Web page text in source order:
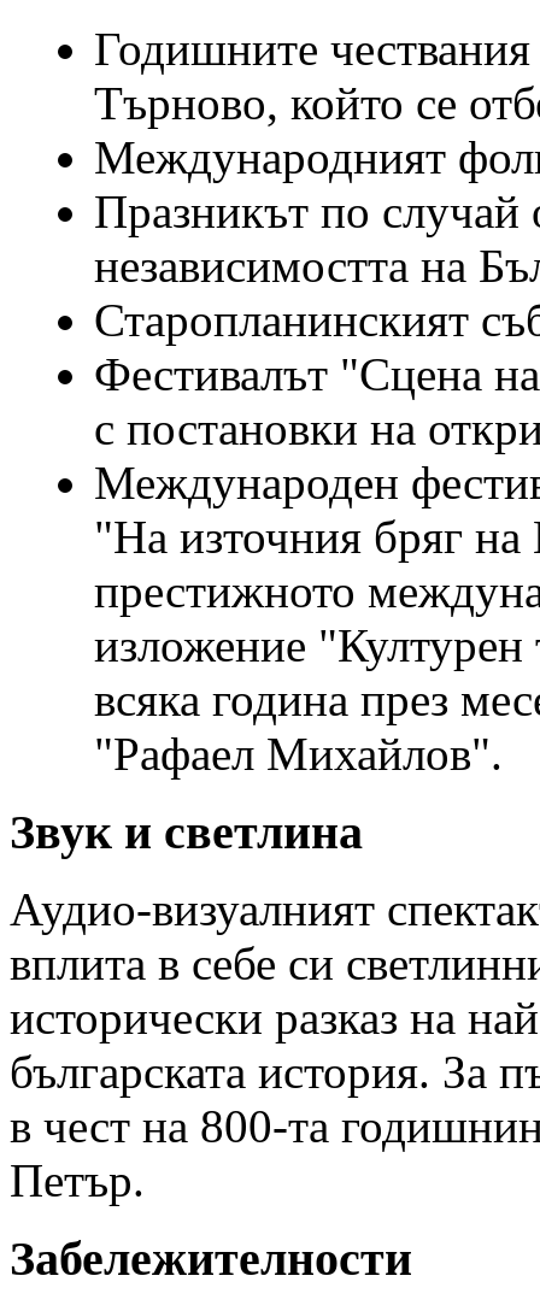
Годишните
Търново, който се
Международният
Празникът по случай
независимостта на
Старопланинският
Фестивалът "Сцена
с постановки на
Международен
"На източния бряг на
престижното
изложение "Културен
всяка година през
"Рафаел Михайлов".
Звук и светлина
Аудио-визуалният
вплита в себе си
исторически разказ на
българската история. За
в чест на 800-та
Петър.
Забележителности